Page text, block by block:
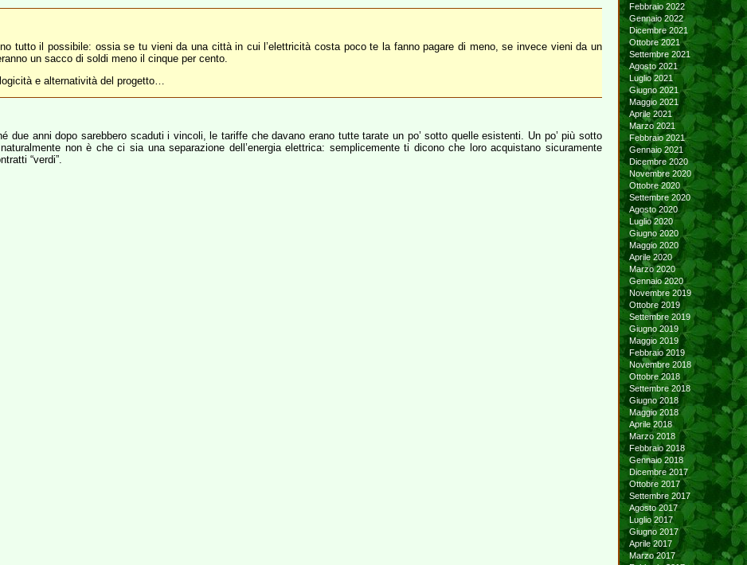
tutto il possibile: ossia se tu vieni da una città in cui l’elettricità costa poco te la fanno pagare di meno, se invece vieni da un
un sacco di soldi meno il cinque per cento.
e alternatività del progetto…
due anni dopo sarebbero scaduti i vincoli, le tariffe che davano erano tutte tarate un po’ sotto quelle esistenti. Un po’ più sotto
non è che ci sia una separazione dell’energia elettrica: semplicemente ti dicono che loro acquistano sicuramente
“verdi”.
Febbraio 2022
Gennaio 2022
Dicembre 2021
Ottobre 2021
Settembre 2021
Agosto 2021
Luglio 2021
Giugno 2021
Maggio 2021
Aprile 2021
Marzo 2021
Febbraio 2021
Gennaio 2021
Dicembre 2020
Novembre 2020
Ottobre 2020
Settembre 2020
Agosto 2020
Luglio 2020
Giugno 2020
Maggio 2020
Aprile 2020
Marzo 2020
Gennaio 2020
Novembre 2019
Ottobre 2019
Settembre 2019
Giugno 2019
Maggio 2019
Febbraio 2019
Novembre 2018
Ottobre 2018
Settembre 2018
Giugno 2018
Maggio 2018
Aprile 2018
Marzo 2018
Febbraio 2018
Gennaio 2018
Dicembre 2017
Ottobre 2017
Settembre 2017
Agosto 2017
Luglio 2017
Giugno 2017
Aprile 2017
Marzo 2017